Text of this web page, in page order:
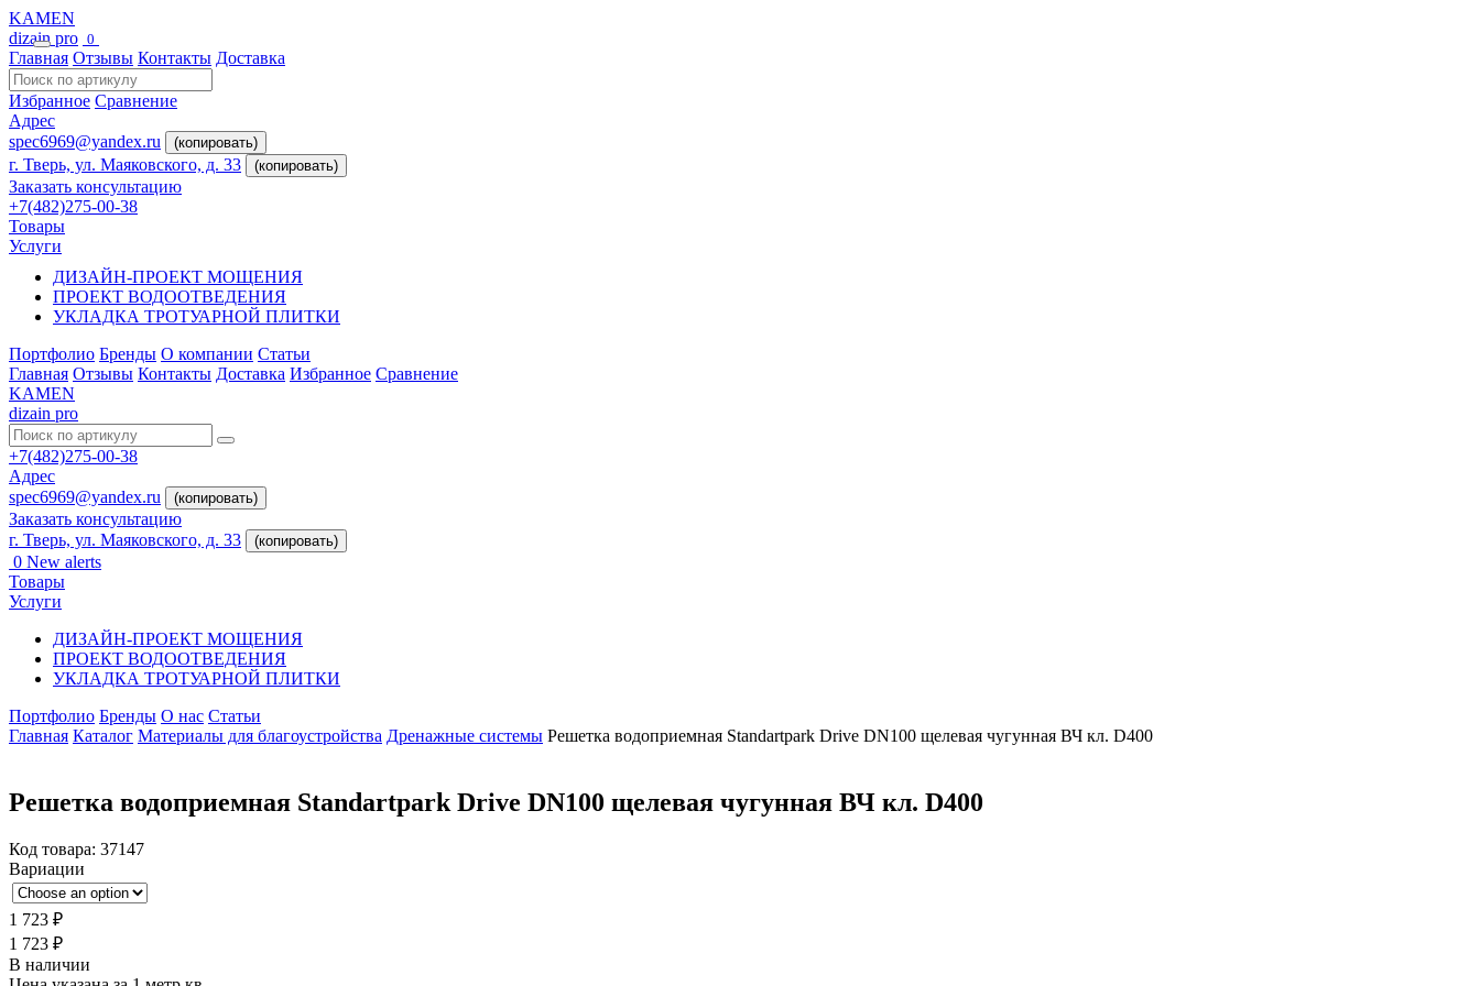
KAMEN
dizain pro 0
Главная Отзывы Контакты Доставка
Избранное Сравнение
Адрес
spec6969@yandex.ru
(копировать)
г. Тверь, ул. Маяковского, д. 33 (копировать)
Заказать консультацию
+7(482)275-00-38
Товары
Услуги
ДИЗАЙН-ПРОЕКТ МОЩЕНИЯ
ПРОЕКТ ВОДООТВЕДЕНИЯ
УКЛАДКА ТРОТУАРНОЙ ПЛИТКИ
Портфолио Бренды О компании Статьи
Главная Отзывы Контакты Доставка Избранное Сравнение
KAMEN
dizain pro
+7(482)275-00-38
Адрес
spec6969@yandex.ru
(копировать)
Заказать консультацию
г. Тверь, ул. Маяковского, д. 33
(копировать)
0 New alerts
Товары
Услуги
ДИЗАЙН-ПРОЕКТ МОЩЕНИЯ
ПРОЕКТ ВОДООТВЕДЕНИЯ
УКЛАДКА ТРОТУАРНОЙ ПЛИТКИ
Портфолио Бренды О нас Статьи
Главная Каталог Материалы для благоустройства Дренажные системы Решетка водоприемная Standartpark Drive DN100 щелевая чугунная ВЧ кл. D400
Решетка водоприемная Standartpark Drive DN100 щелевая чугунная ВЧ кл. D400
Код товара: 37147
Вариации
1 723 ₽
1 723 ₽
В наличии